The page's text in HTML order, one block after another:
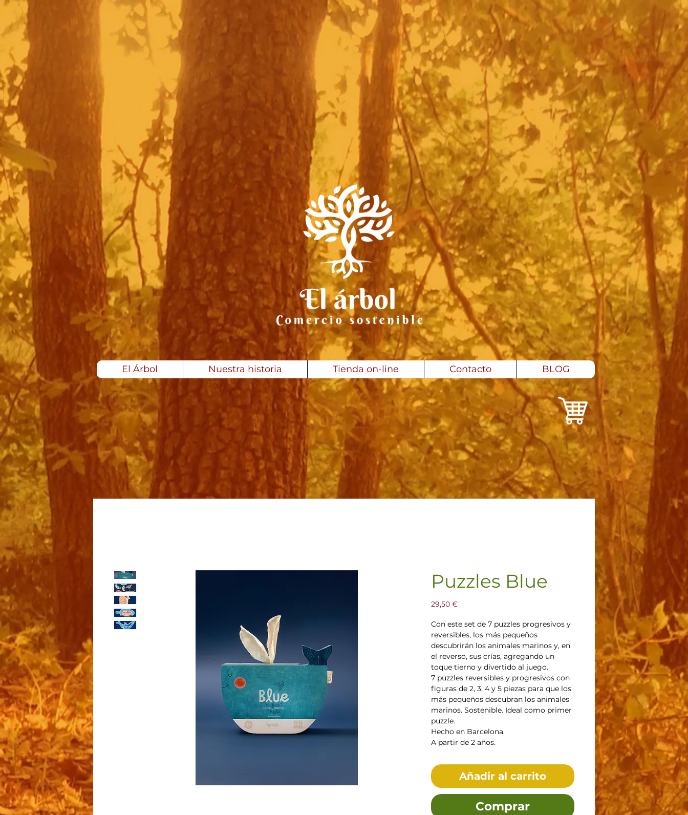
El Árbol Nuestra historia Tienda on-line Contacto BLOG
Puzzles Blue
29,50 €Precio
Con este set de 7 puzzles progresivos y
reversibles, los más pequeños
descubrirán los animales marinos y, en
el reverso, sus crías, agregando un
toque tierno y divertido al juego.
7 puzzles reversibles y progresivos con
figuras de 2, 3, 4 y 5 piezas para que los
más pequeños descubran los animales
marinos. Sostenible. Ideal como primer
puzzle.
Hecho en Barcelona.
A partir de 2 años.
Añadir al carrito
Comprar